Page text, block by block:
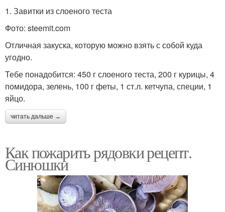
1. Завитки из слоеного теста
Фото: steemit.com
Отличная закуска, которую можно взять с собой куда
угодно.
Тебе понадобится: 450 г слоеного теста, 200 г курицы, 4
помидора, зелень, 100 г феты, 1 ст.л. кетчупа, специи, 1
яйцо.
читать дальше →
Как пожарить рядовки рецепт.
Синюшки